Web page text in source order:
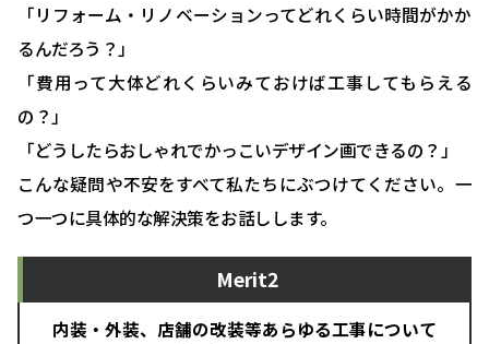
「リフォーム・リノベーションってどれくらい時間がかか
るんだろう？」
「費用って大体どれくらいみておけば工事してもらえる
の？」
「どうしたらおしゃれでかっこいデザイン画できるの？」
こんな疑問や不安をすべて私たちにぶつけてください。一
つ一つに具体的な解決策をお話しします。
Merit2
内装・外装、店舗の改装等あらゆる工事について